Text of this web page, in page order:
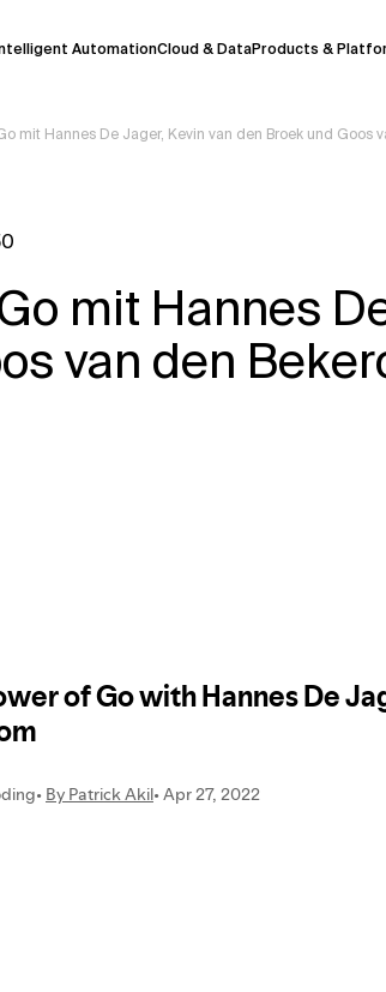
AutomationCloud & DataProducts &
Die Antworten, die auf Deutsch generiert werden, können
Wir streben nach Genauigkeit, aber gelegentlich können
wichtige Informationen, bevor Sie Entscheidungen
direkt.
mit Hannes De Jager, Kevin van den Broek und Goos
mit Hannes
van den